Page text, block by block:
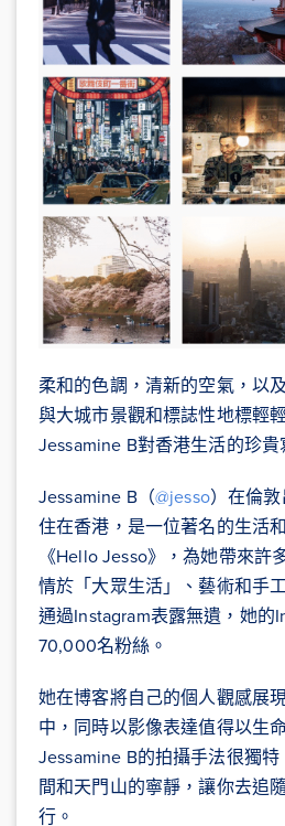
柔和的色調，清新的空氣，以
與大城市景觀和標誌性地標輕
Jessamine B對香港生活的珍貴
Jessamine B（@jesso）在倫
住在香港，是一位著名的生活
《Hello Jesso》，為她帶來許
情於「大眾生活」、藝術和手
通過Instagram表露無遺，她的
70,000名粉絲。
她在博客將自己的個人觀感展
中，同時以影像表達值得以生
Jessamine B的拍攝手法很獨
間和天門山的寧靜，讓你去追
行。